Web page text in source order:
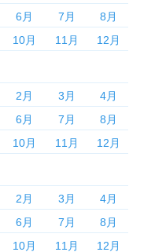
6月 7月
8月
10月 11月 12月
2月 3月
4月
6月 7月
8月
10月 11月 12月
2月 3月
4月
6月 7月
8月
10月 11月 12月